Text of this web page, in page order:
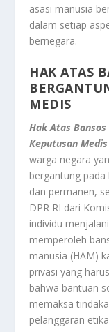
asasi manusia
dalam setiap
bernegara.
HAK ATAS
MEDIS
Hak Atas
Keputusan Medis
warga negara
bergantung
dan permanen,
DPR RI dari
individu
memperoleh
manusia (HAM)
privasi yang
bahwa bantuan
memaksa
pelanggaran